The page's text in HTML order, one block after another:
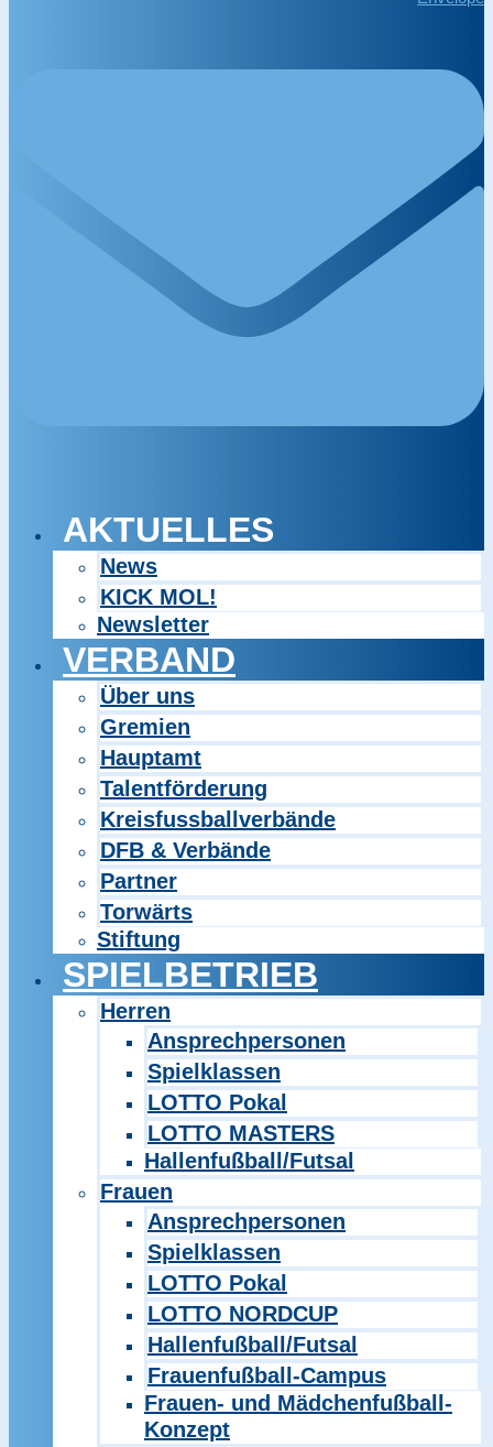
AKTUELLES
News
KICK MOL!
Newsletter
VERBAND
Über uns
Gremien
Hauptamt
Talentförderung
Kreisfussballverbände
DFB & Verbände
Partner
Torwärts
Stiftung
SPIELBETRIEB
Herren
Ansprechpersonen
Spielklassen
LOTTO Pokal
LOTTO MASTERS
Hallenfußball/Futsal
Frauen
Ansprechpersonen
Spielklassen
LOTTO Pokal
LOTTO NORDCUP
Hallenfußball/Futsal
Frauenfußball-Campus
Frauen- und Mädchenfußball-
Konzept